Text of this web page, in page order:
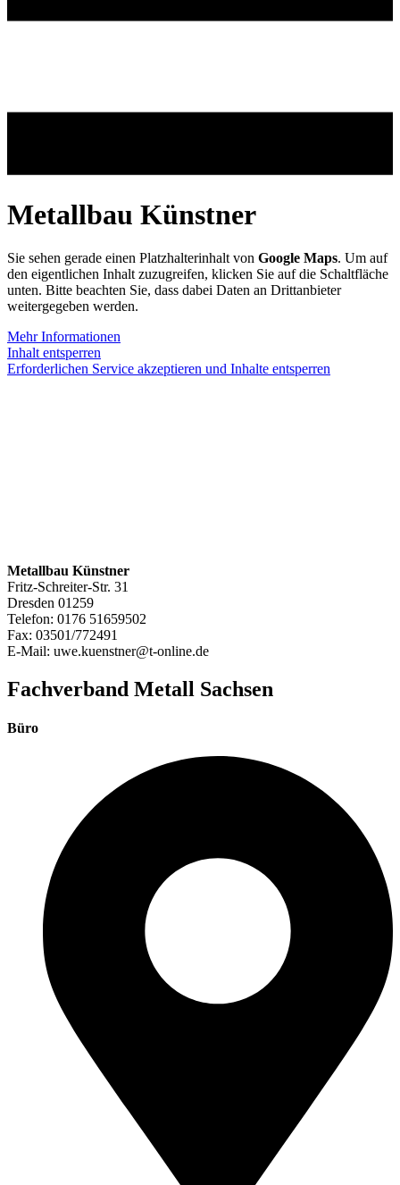
Metallbau Künstner
Sie sehen gerade einen Platzhalterinhalt von Google Maps. Um auf
den eigentlichen Inhalt zuzugreifen, klicken Sie auf die Schaltfläche
unten. Bitte beachten Sie, dass dabei Daten an Drittanbieter
weitergegeben werden.
Mehr Informationen
Inhalt entsperren
Erforderlichen Service akzeptieren und Inhalte entsperren
Metallbau Künstner
Fritz-Schreiter-Str. 31
Dresden 01259
Telefon: 0176 51659502
Fax: 03501/772491
E-Mail: uwe.kuenstner@t-online.de
Fachverband Metall Sachsen
Büro